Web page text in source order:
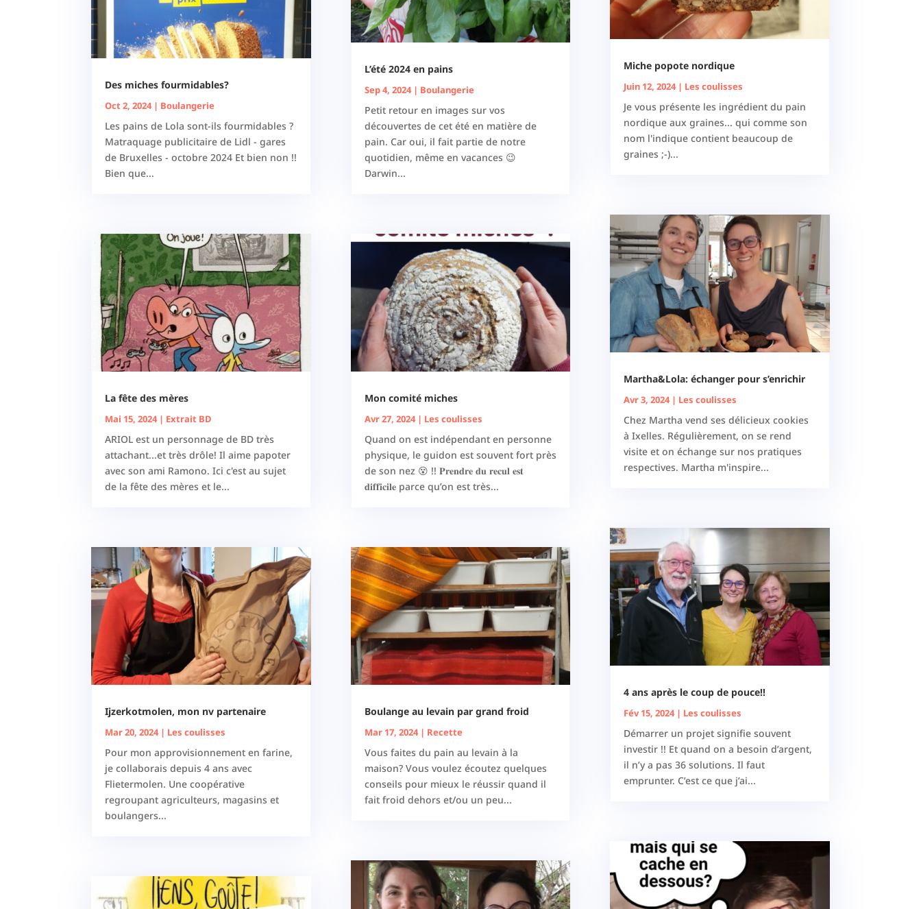
Des miches fourmidables?
Oct 2, 2024| Boulangerie
Les pains de Lola sont-ils fourmidables ?
Matraquage publicitaire de Lidl - gares
de Bruxelles - octobre 2024 Et bien non !!
Bien que...
La fête des mères
Mai 15, 2024| Extrait BD
ARIOL est un personnage de BD très
attachant...et très drôle! Il aime papoter
avec son ami Ramono. Ici c'est au sujet
de la fête des mères et le...
Ijzerkotmolen, mon nv partenaire
Mar 20, 2024| Les coulisses
Pour mon approvisionnement en farine,
je collaborais depuis 4 ans avec
Flietermolen. Une coopérative
regroupant agriculteurs, magasins et
boulangers...
L’été 2024 en pains
Sep 4, 2024| Boulangerie
Petit retour en images sur vos
découvertes de cet été en matière de
pain. Car oui, il fait partie de notre
quotidien, même en vacances 😉
Darwin...
Mon comité miches
Avr 27, 2024| Les coulisses
Quand on est indépendant en personne
physique, le guidon est souvent fort près
de son nez 😵 !! 𝐏𝐫𝐞𝐧𝐝𝐫𝐞 𝐝𝐮 𝐫𝐞𝐜𝐮𝐥 𝐞𝐬𝐭
𝐝𝐢𝐟𝐟𝐢𝐜𝐢𝐥𝐞 parce qu’on est très...
Boulange au levain par grand froid
Mar 17, 2024| Recette
Vous faites du pain au levain à la
maison? Vous voulez écoutez quelques
conseils pour mieux le réussir quand il
fait froid dehors et/ou un peu...
Miche popote nordique
Juin 12, 2024| Les coulisses
Je vous présente les ingrédient du pain
nordique aux graines... qui comme son
nom l'indique contient beaucoup de
graines ;-)...
Martha&Lola: échanger pour s’enrichir
Avr 3, 2024| Les coulisses
Chez Martha vend ses délicieux cookies
à Ixelles. Régulièrement, on se rend
visite et on échange sur nos pratiques
respectives. Martha m'inspire...
4 ans après le coup de pouce!!
Fév 15, 2024| Les coulisses
Démarrer un projet signifie souvent
investir !! Et quand on a besoin d’argent,
il n’y a pas 36 solutions. Il faut
emprunter. C’est ce que j’ai...